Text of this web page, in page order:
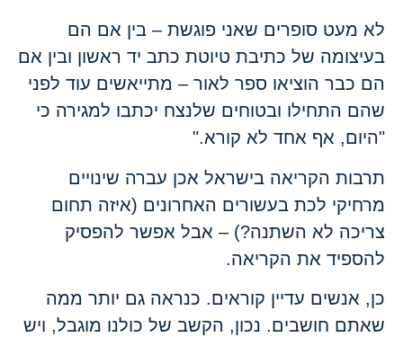
לא מעט סופרים שאני פוגשת – בין אם הם
בעיצומה של כתיבת טיוטת כתב יד ראשון ובין אם
הם כבר הוציאו ספר לאור – מתייאשים עוד לפני
שהם התחילו ובטוחים שלנצח יכתבו למגירה כי
"היום, אף אחד לא קורא."
תרבות הקריאה בישראל אכן עברה שינויים
מרחיקי לכת בעשורים האחרונים (איזה תחום
צריכה לא השתנה?) – אבל אפשר להפסיק
להספיד את הקריאה.
כן, אנשים עדיין קוראים. כנראה גם יותר ממה
שאתם חושבים. נכון, הקשב של כולנו מוגבל, ויש